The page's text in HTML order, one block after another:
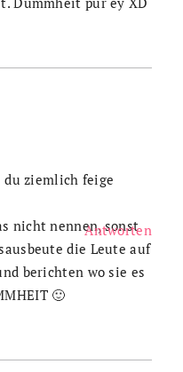
ziemlich feige
nicht nennen, sonst
die Leute auf
berichten wo sie es
🙂
Antworten